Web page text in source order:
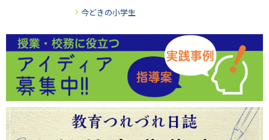
今どきの小学生